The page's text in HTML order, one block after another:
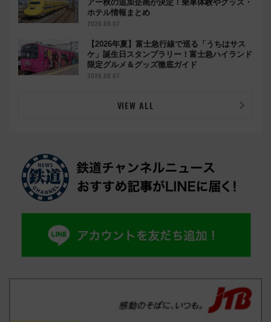
アー秋の追加企画が決定！乗車体験やグッズ・
ホテル情報まとめ
2026.08.07
【2026年夏】富士急行線で巡る「うちはサス
ケ」誕生日スタンプラリー！富士急ハイランド
限定グルメ＆グッズ徹底ガイド
2026.08.07
VIEW ALL